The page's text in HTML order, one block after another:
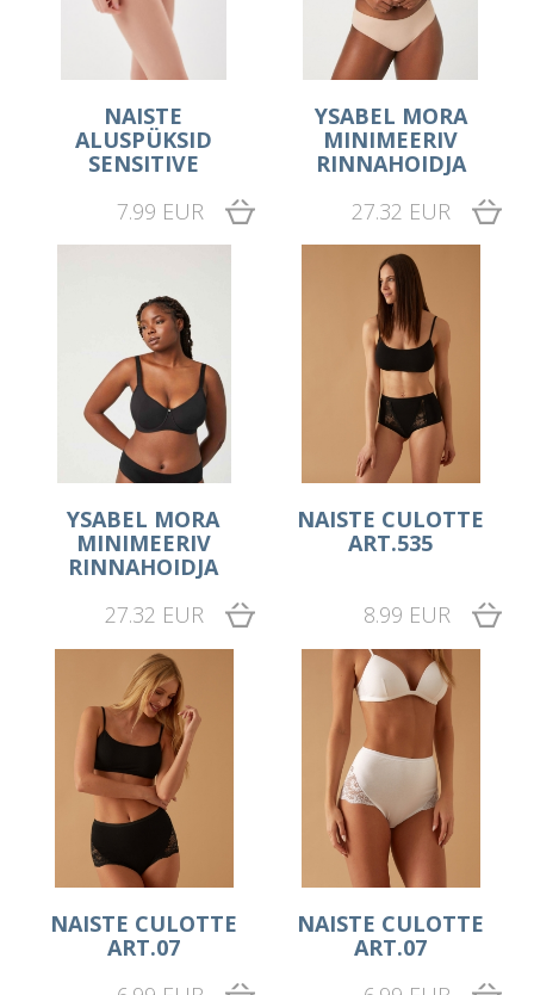
NAISTE
ALUSPÜKSID
SENSITIVE
7.99 EUR
YSABEL MORA
MINIMEERIV
RINNAHOIDJA
27.32 EUR
YSABEL MORA
MINIMEERIV
RINNAHOIDJA
27.32 EUR
NAISTE CULOTTE
ART.535
8.99 EUR
NAISTE CULOTTE
ART.07
NAISTE CULOTTE
ART.07